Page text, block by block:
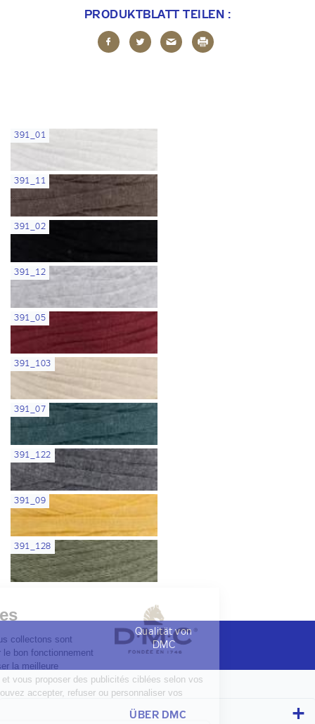
PRODUKTBLATT TEILEN :
391_01
391_11
391_02
391_12
391_05
391_103
391_07
391_122
391_09
391_128
Qualität von
DMC
ÜBER DMC